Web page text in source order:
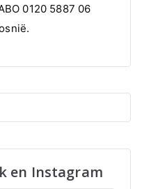
0120 5887 06
en Instagram